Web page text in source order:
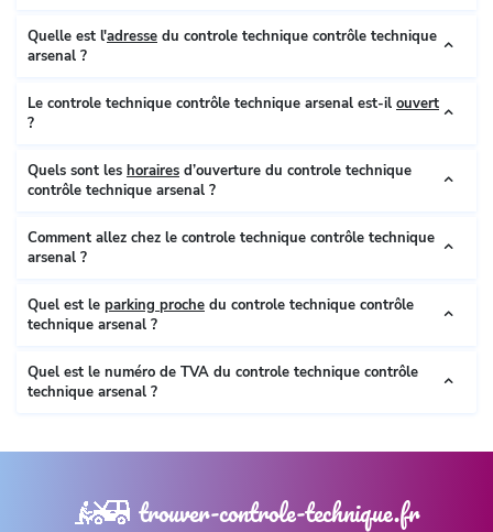
Quelle est l'adresse du controle technique contrôle technique
arsenal ?
Le controle technique contrôle technique arsenal est-il ouvert
?
Quels sont les horaires d’ouverture du controle technique
contrôle technique arsenal ?
Comment allez chez le controle technique contrôle technique
arsenal ?
Quel est le parking proche du controle technique contrôle
technique arsenal ?
Quel est le numéro de TVA du controle technique contrôle
technique arsenal ?
trouver-controle-technique.fr